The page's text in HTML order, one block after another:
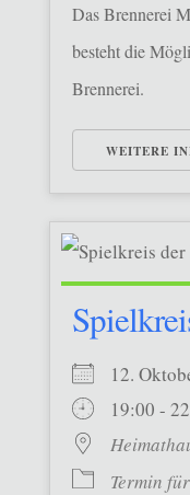
Das Brennerei
besteht die
Brennerei.
WEITERE
12.
19:00 -
Termin